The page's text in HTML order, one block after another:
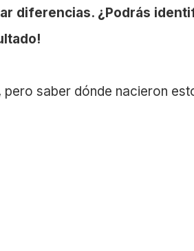
diferencias. ¿Podrás